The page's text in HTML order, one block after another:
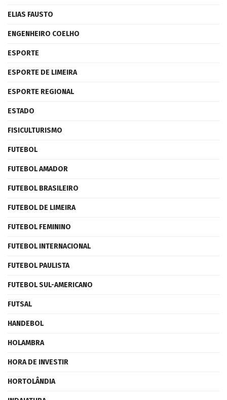
ELIAS FAUSTO
ENGENHEIRO COELHO
ESPORTE
ESPORTE DE LIMEIRA
ESPORTE REGIONAL
ESTADO
FISICULTURISMO
FUTEBOL
FUTEBOL AMADOR
FUTEBOL BRASILEIRO
FUTEBOL DE LIMEIRA
FUTEBOL FEMININO
FUTEBOL INTERNACIONAL
FUTEBOL PAULISTA
FUTEBOL SUL-AMERICANO
FUTSAL
HANDEBOL
HOLAMBRA
HORA DE INVESTIR
HORTOLÂNDIA